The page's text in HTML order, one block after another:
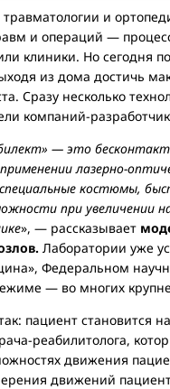
и
и операций —
клиники. Но сегодня
из дома достичь
Сразу несколько
компаний-
— это
лазерно-
костюмы,
при увеличении
», — рассказывает
Лаборатории уже
Федеральном
— во многих
пациент становится
реабилитолога,
движения
движений